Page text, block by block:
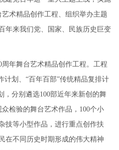
术精品创作工程、组织举办主题
年来我们党、国家、民族历史巨变
年舞台艺术精品创作工程。工程
计划、“百年百部”传统精品复排计
，分别遴选100部近年来新创的舞
检验的舞台艺术作品，100个小
技等小型作品，进行重点创作扶
在不同历史时期形成的伟大精神